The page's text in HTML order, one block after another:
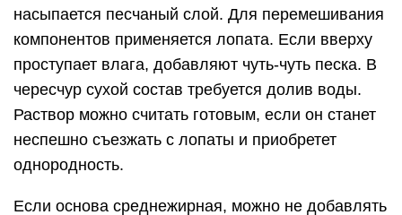
насыпается песчаный слой. Для перемешивания
компонентов применяется лопата. Если вверху
проступает влага, добавляют чуть-чуть песка. В
чересчур сухой состав требуется долив воды.
Раствор можно считать готовым, если он станет
неспешно съезжать с лопаты и приобретет
однородность.
Если основа среднежирная, можно не добавлять